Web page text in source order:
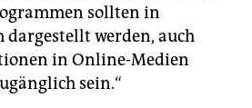
sollten in
werden, auch
in Online-Medien
sein.“